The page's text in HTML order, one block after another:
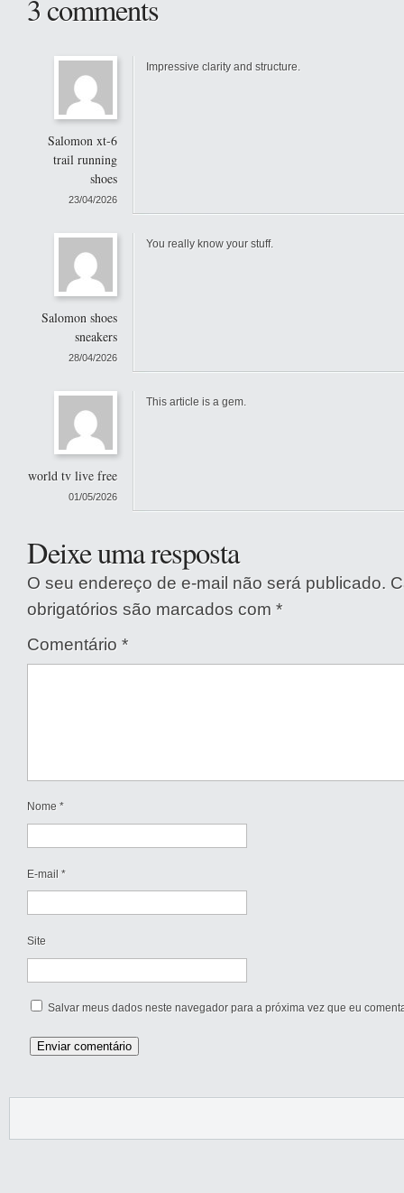
3 comments
Salomon xt-6
trail running
shoes
23/04/2026
Impressive clarity and structure.
Salomon shoes
sneakers
28/04/2026
You really know your stuff.
world tv live free
01/05/2026
This article is a gem.
Deixe uma resposta
O seu endereço de e-mail não será publicado.
obrigatórios são marcados com *
Comentário *
Nome *
E-mail *
Site
Salvar meus dados neste navegador para a próxima vez que eu